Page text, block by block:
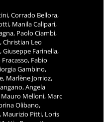
Corrado Bellora,
Manila Calipari,
Paolo Ciambi,
Christian Leo
Giuseppe Farinella,
Fabio
Gambino,
Marlène Jorrioz,
Angela
Mauro Melloni, Marc
Olibano,
Maurizio Pitti, Loris